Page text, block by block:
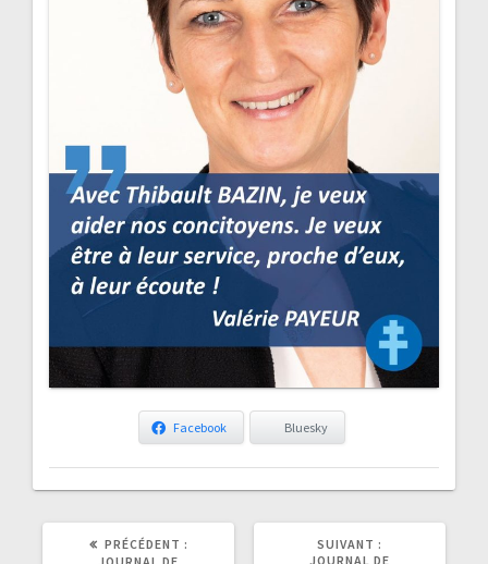
Facebook Bluesky
PRÉCÉDENT :
ARTICLE
PRÉCÉDENT
SUIVANT :
ARTICLE
JOURNAL DE